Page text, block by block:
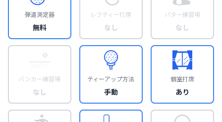
弾道測定器
無料
レフティー打席
なし
パター練習場
なし
バンカー練習場
なし
ティーアップ方法
手動
個室打席
あり